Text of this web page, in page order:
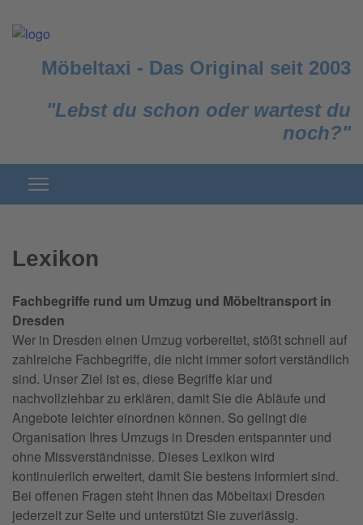
Möbeltaxi - Das Original seit 2003
"Lebst du schon oder wartest du
noch?"
Lexikon
Fachbegriffe rund um Umzug und Möbeltransport in
Dresden
Wer in Dresden einen Umzug vorbereitet, stößt schnell auf
zahlreiche Fachbegriffe, die nicht immer sofort verständlich
sind. Unser Ziel ist es, diese Begriffe klar und
nachvollziehbar zu erklären, damit Sie die Abläufe und
Angebote leichter einordnen können. So gelingt die
Organisation Ihres Umzugs in Dresden entspannter und
ohne Missverständnisse. Dieses Lexikon wird
kontinuierlich erweitert, damit Sie bestens informiert sind.
Bei offenen Fragen steht Ihnen das Möbeltaxi Dresden
jederzeit zur Seite und unterstützt Sie zuverlässig.